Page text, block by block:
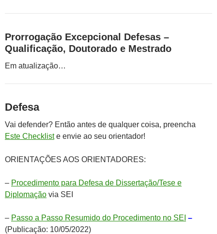
Prorrogação Excepcional Defesas –
Qualificação, Doutorado e Mestrado
Em atualização…
Defesa
Vai defender? Então antes de qualquer coisa, preencha
Este Checkliste envie ao seu orientador!
ORIENTAÇÕES AOS ORIENTADORES:
– Procedimento para Defesa de Dissertação/Tese e
Diplomação via SEI
– Passo a Passo Resumido do Procedimento no SEI –
(Publicação: 10/05/2022)